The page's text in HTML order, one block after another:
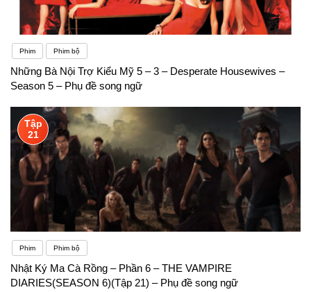
Phim Phim bộ
Những Bà Nội Trợ Kiểu Mỹ 5 – 3 – Desperate Housewives –
Season 5 – Phụ đề song ngữ
Tập
21
Phim Phim bộ
Nhật Ký Ma Cà Rồng – Phần 6 – THE VAMPIRE
DIARIES(SEASON 6)(Tập 21) – Phụ đề song ngữ